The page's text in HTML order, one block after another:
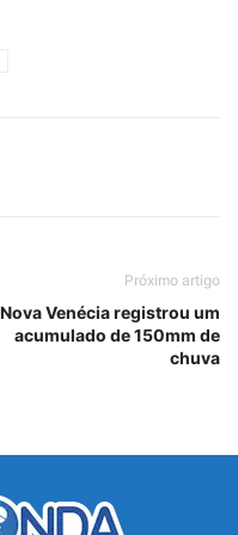
Próximo artigo
Nova Venécia registrou um
acumulado de 150mm de
chuva